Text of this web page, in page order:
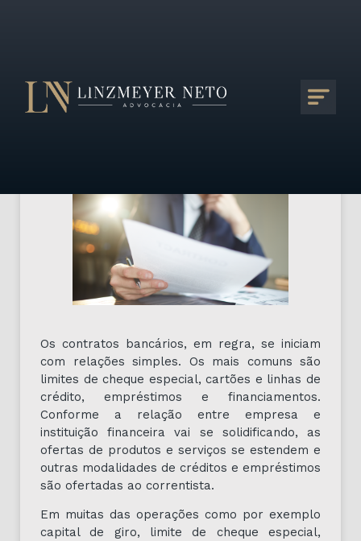
A importância da análise do
Os contratos bancários, em regra, se iniciam
com relações simples. Os mais comuns são
limites de cheque especial, cartões e linhas de
crédito, empréstimos e financiamentos.
Conforme a relação entre empresa e
instituição financeira vai se solidificando, as
ofertas de produtos e serviços se estendem e
outras modalidades de créditos e empréstimos
são ofertadas ao correntista.
Em muitas das operações como por exemplo
capital de giro, limite de cheque especial,